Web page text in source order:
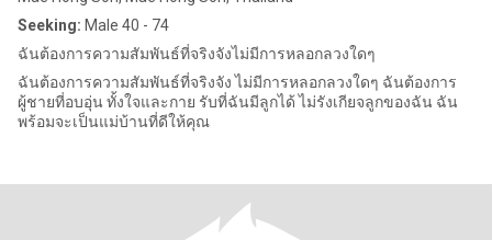
Seeking: Male 40 - 74
ฉันต้องการความสัมพันธ์ที่จริงจังไม่มีการหลอกลวงใดๆ
ฉันต้องการความสัมพันธ์ที่จริงจัง ไม่มีการหลอกลวงใดๆ ฉันต้องการ
ผู้ชายที่อบอุ่น ทั้งใจและกาย รับที่ฉันมีลูกได้ ไม่รังเกียจลูกของฉัน ฉัน
พร้อมจะเป็นแม่บ้านที่ดีให้คุณ